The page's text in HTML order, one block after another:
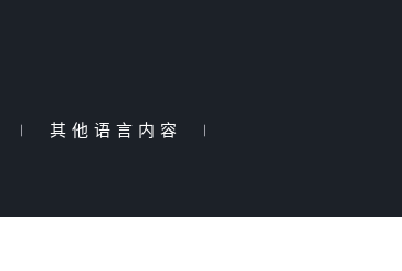
| 其他语言内容 |